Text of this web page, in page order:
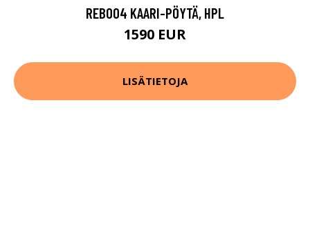
REB004 KAARI-PÖYTÄ, HPL
1590 EUR
LISÄTIETOJA